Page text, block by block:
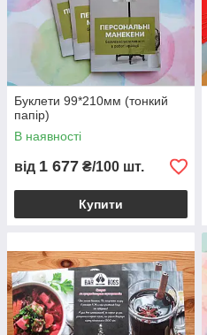
Буклети 99*210мм (тонкий
папір)
В наявності
від 1 677 ₴/100 шт.
Купити